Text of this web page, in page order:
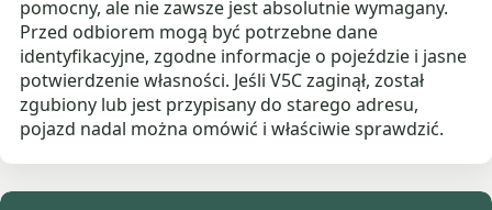
pomocny, ale nie zawsze jest absolutnie wymagany.
Przed odbiorem mogą być potrzebne dane
identyfikacyjne, zgodne informacje o pojeździe i jasne
potwierdzenie własności. Jeśli V5C zaginął, został
zgubiony lub jest przypisany do starego adresu,
pojazd nadal można omówić i właściwie sprawdzić.